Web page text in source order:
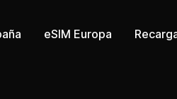
eSIM Europa